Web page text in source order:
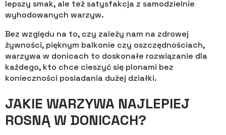
lepszy smak, ale też satysfakcja z samodzielnie
wyhodowanych warzyw.
Bez względu na to, czy zależy nam na zdrowej
żywności, pięknym balkonie czy oszczędnościach,
warzywa w donicach to doskonałe rozwiązanie dla
każdego, kto chce cieszyć się plonami bez
konieczności posiadania dużej działki.
JAKIE WARZYWA NAJLEPIEJ
ROSNĄ W DONICACH?